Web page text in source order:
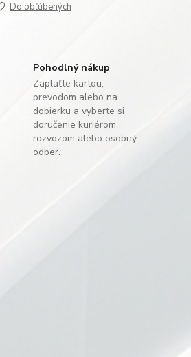
Do obľúbených
Pohodlný nákup
Zaplaťte kartou,
prevodom alebo na
dobierku a vyberte si
doručenie kuriérom,
rozvozom alebo osobný
odber.